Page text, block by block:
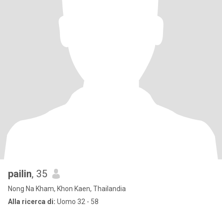
pailin, 35
Nong Na Kham, Khon Kaen, Thailandia
Alla ricerca di: Uomo 32 - 58